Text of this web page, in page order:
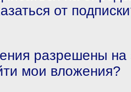
от
разрешены
мои вложения?